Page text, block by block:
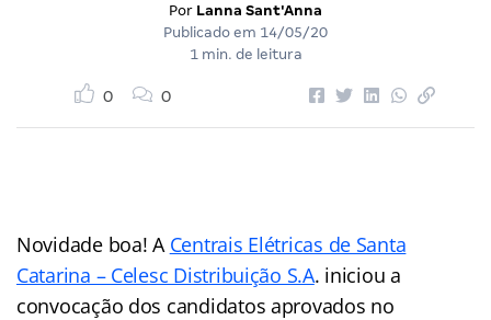
Por Lanna Sant'Anna
Publicado em 14/05/20
1 min. de leitura
0 0
Novidade boa! A Centrais Elétricas de Santa
Catarina – Celesc Distribuição S.A. iniciou a
convocação dos candidatos aprovados no